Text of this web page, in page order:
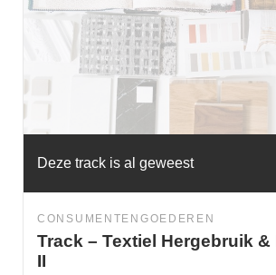
Deze track is al geweest
CONSUMENTENGOEDEREN
Track – Textiel Hergebruik
II